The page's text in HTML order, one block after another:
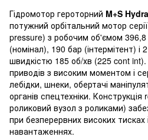
Гідромотор героторний M+S
потужний орбітальний мотор
pressure) з робочим об'ємом
(номінал), 190 бар (інтермітент) і
швидкістю 185 об/хв (225 cont
приводів з високим моментом і
лебідки, шнеки, обертачі
органів спецтехніки.
роликовий вузол з роликами)
при безперервних високих тисках
навантаженнях.